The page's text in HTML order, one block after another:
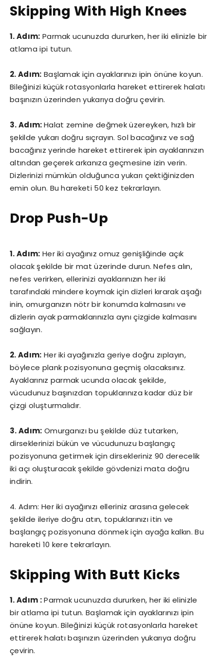
Skipping With High Knees
1. Adım: Parmak ucunuzda dururken, her iki elinizle bir
atlama ipi tutun.
2. Adım: Başlamak için ayaklarınızı ipin önüne koyun.
Bileğinizi küçük rotasyonlarla hareket ettirerek halatı
başınızın üzerinden yukarıya doğru çevirin.
3. Adım:Halat zemine değmek üzereyken, hızlı bir
şekilde yukarı doğru sıçrayın. Sol bacağınız ve sağ
bacağınız yerinde hareket ettirerek ipin ayaklarınızın
altından geçerek arkanıza geçmesine izin verin.
Dizlerinizi mümkün olduğunca yukarı çektiğinizden
emin olun. Bu hareketi 50 kez tekrarlayın.
Drop Push-Up
1. Adım: Her iki ayağınız omuz genişliğinde açık
olacak şekilde bir mat üzerinde durun. Nefes alın,
nefes verirken, ellerinizi ayaklarınızın her iki
tarafındaki mindere koymak için dizleri kırarak aşağı
inin, omurganızın nötr bir konumda kalmasını ve
dizlerin ayak parmaklarınızla aynı çizgide kalmasını
sağlayın.
2. Adım: Her iki ayağınızla geriye doğru zıplayın,
böylece plank pozisyonuna geçmiş olacaksınız.
Ayaklarınız parmak ucunda olacak şekilde,
vücudunuz başınızdan topuklarınıza kadar düz bir
çizgi oluşturmalıdır.
3. Adım: Omurganızı bu şekilde düz tutarken,
dirseklerinizi bükün ve vücudunuzu başlangıç
pozisyonuna getirmek için dirsekleriniz 90 derecelik
iki açı oluşturacak şekilde gövdenizi mata doğru
indirin.
4. Adım: Her iki ayağınızı elleriniz arasına gelecek
şekilde ileriye doğru atın, topuklarınızı itin ve
başlangıç pozisyonuna dönmek için ayağa kalkın. Bu
hareketi 10 kere tekrarlayın.
Skipping With Butt Kicks
1. Adım :Parmak ucunuzda dururken, her iki elinizle
bir atlama ipi tutun. Başlamak için ayaklarınızı ipin
önüne koyun. Bileğinizi küçük rotasyonlarla hareket
ettirerek halatı başınızın üzerinden yukarıya doğru
çevirin.